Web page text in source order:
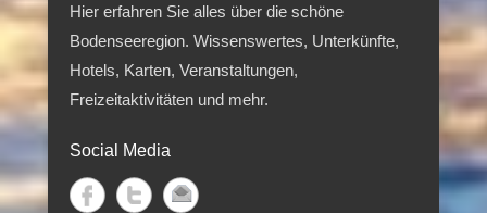
Hier erfahren Sie alles über die schöne
Bodenseeregion. Wissenswertes, Unterkünfte,
Hotels, Karten, Veranstaltungen,
Freizeitaktivitäten und mehr.
Social Media